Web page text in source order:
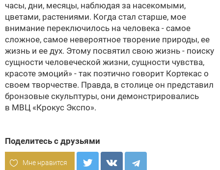
часы, дни, месяцы, наблюдая за насекомыми,
цветами, растениями. Когда стал старше, мое
внимание переключилось на человека - самое
сложное, самое невероятное творение природы, ее
жизнь и ее дух. Этому посвятил свою жизнь - поиску
сущности человеческой жизни, сущности чувства,
красоте эмоций» - так поэтично говорит Кортекас о
своем творчестве. Правда, в столице он представил
бронзовые скульптуры, они демонстрировались
в МВЦ «Крокус Экспо».
Поделитесь с друзьями
Мне нравится